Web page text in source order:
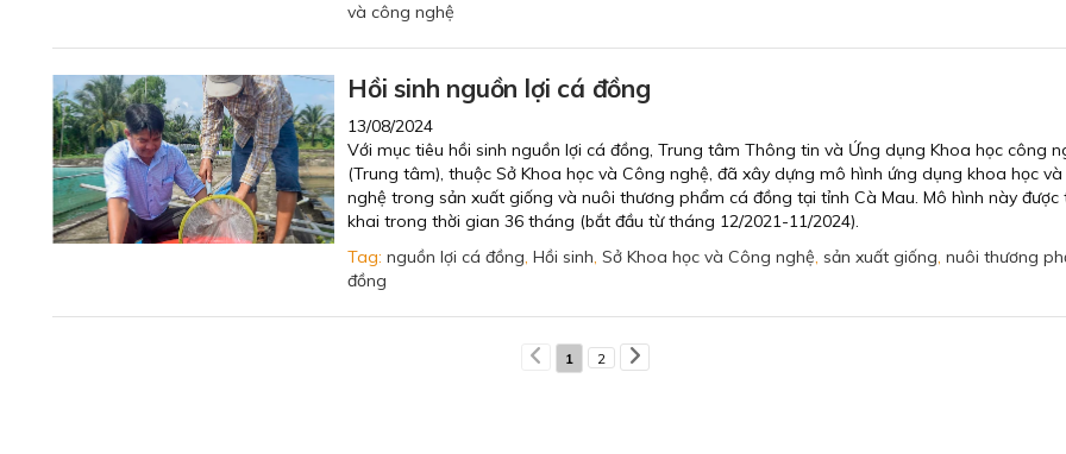
và công nghệ
Hồi sinh nguồn lợi cá đồng
13/08/2024
Với mục tiêu hồi sinh nguồn lợi cá đồng, Trung tâm Thông tin và Ứng dụng Khoa học công
(Trung tâm), thuộc Sở Khoa học và Công nghệ, đã xây dựng mô hình ứng dụng khoa học
nghệ trong sản xuất giống và nuôi thương phẩm cá đồng tại tỉnh Cà Mau. Mô hình này được
khai trong thời gian 36 tháng (bắt đầu từ tháng 12/2021-11/2024).
Tag: nguồn lợi cá đồng, Hồi sinh, Sở Khoa học và Công nghệ, sản xuất giống, nuôi thương
đồng
1 2